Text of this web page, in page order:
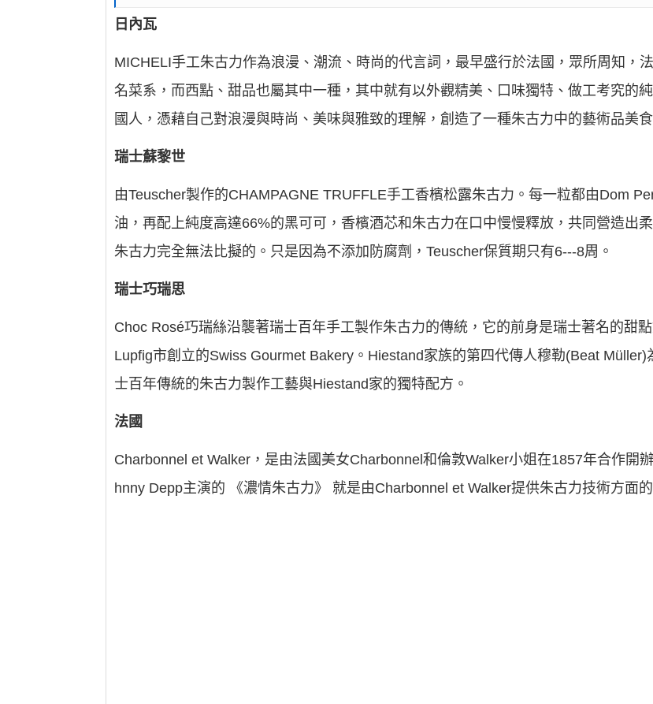
日內瓦
MICHELI手工朱古力作為浪漫、潮流、時尚的代言詞，最早盛行於法國，眾所周知，
名菜系，而西點、甜品也屬其中一種，其中就有以外觀精美、口味獨特、做工考究的
國人，憑藉自己對浪漫與時尚、美味與雅致的理解，創造了一種朱古力中的藝術品美
瑞士蘇黎世
由Teuscher製作的CHAMPAGNE TRUFFLE手工香檳松露朱古力。每一粒都由Dom
油，再配上純度高達66%的黑可可，香檳酒芯和朱古力在口中慢慢釋放，共同營造出
朱古力完全無法比擬的。只是因為不添加防腐劑，Teuscher保質期只有6---8周。
瑞士巧瑞思
Choc Rosé巧瑞絲沿襲著瑞士百年手工製作朱古力的傳統，它的前身是瑞士著名的甜
Lupfig市創立的Swiss Gourmet Bakery。Hiestand家族的第四代傳人穆勒(Beat
士百年傳統的朱古力製作工藝與Hiestand家的獨特配方。
法國
Charbonnel et Walker，是由法國美女Charbonnel和倫敦Walker小姐在1857年合作開
hnny Depp主演的 《濃情朱古力》 就是由Charbonnel et Walker提供朱古力技術方面的